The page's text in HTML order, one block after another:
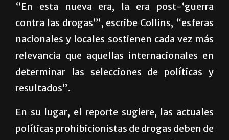
“En esta nueva era, la era post-‘guerra
contra las drogas’”, escribe Collins, “esferas
nacionales y locales sostienen cada vez más
relevancia que aquellas internacionales en
determinar las selecciones de políticas y
resultados”.
En su lugar, el reporte sugiere, las actuales
políticas prohibicionistas de drogas deben de